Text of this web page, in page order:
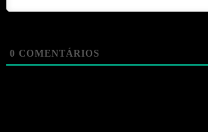
0 COMENTÁRIOS